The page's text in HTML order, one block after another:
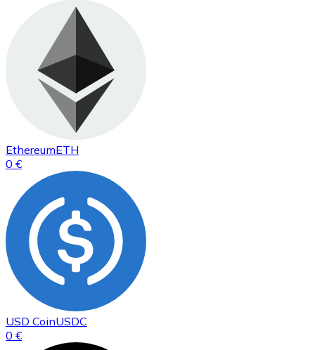
EthereumETH
0 €
USD CoinUSDC
0 €